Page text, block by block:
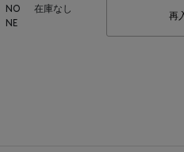
NO
NE
在庫なし
再